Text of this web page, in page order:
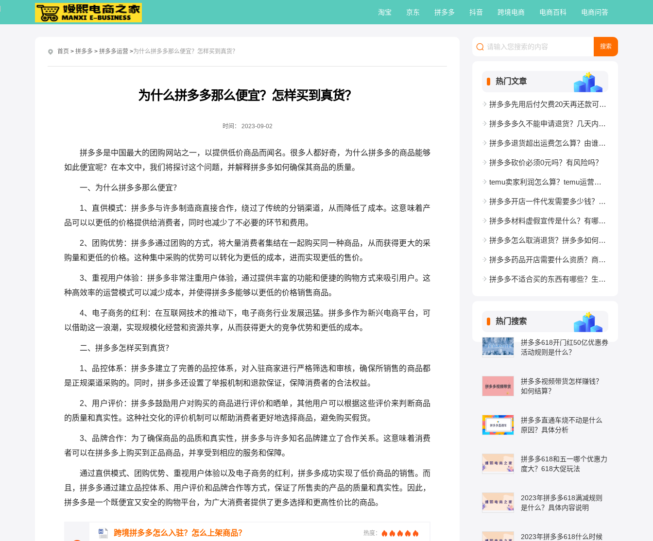
淘宝 京东 拼多多 抖音 跨境电商 电商百科 电商问答
首页 > 拼多多 > 拼多多运营 >为什么拼多多那么便宜？怎样买到真货？
为什么拼多多那么便宜？怎样买到真货？
时间： 2023-09-02
拼多多是中国最大的团购网站之一，以提供低价商品而闻名。很多人都好奇，为什么拼多多的商品能够
如此便宜呢？在本文中，我们将探讨这个问题，并解释拼多多如何确保其商品的质量。
一、为什么拼多多那么便宜？
1、直供模式：拼多多与许多制造商直接合作，绕过了传统的分销渠道，从而降低了成本。这意味着产
品可以以更低的价格提供给消费者，同时也减少了不必要的环节和费用。
2、团购优势：拼多多通过团购的方式，将大量消费者集结在一起购买同一种商品，从而获得更大的采
购量和更低的价格。这种集中采购的优势可以转化为更低的成本，进而实现更低的售价。
3、重视用户体验：拼多多非常注重用户体验，通过提供丰富的功能和便捷的购物方式来吸引用户。这
种高效率的运营模式可以减少成本，并使得拼多多能够以更低的价格销售商品。
4、电子商务的红利：在互联网技术的推动下，电子商务行业发展迅猛。拼多多作为新兴电商平台，可
以借助这一浪潮，实现规模化经营和资源共享，从而获得更大的竞争优势和更低的成本。
二、拼多多怎样买到真货？
1、品控体系：拼多多建立了完善的品控体系，对入驻商家进行严格筛选和审核，确保所销售的商品都
是正规渠道采购的。同时，拼多多还设置了举报机制和退款保证，保障消费者的合法权益。
2、用户评价：拼多多鼓励用户对购买的商品进行评价和晒单，其他用户可以根据这些评价来判断商品
的质量和真实性。这种社交化的评价机制可以帮助消费者更好地选择商品，避免购买假货。
3、品牌合作：为了确保商品的品质和真实性，拼多多与许多知名品牌建立了合作关系。这意味着消费
者可以在拼多多上购买到正品商品，并享受到相应的服务和保障。
通过直供模式、团购优势、重视用户体验以及电子商务的红利，拼多多成功实现了低价商品的销售。而
且，拼多多通过建立品控体系、用户评价和品牌合作等方式，保证了所售卖的产品的质量和真实性。因此，
拼多多是一个既便宜又安全的购物平台，为广大消费者提供了更多选择和更高性价比的商品。
跨境拼多多怎么入驻？怎么上架商品？ 热度：
热门文章
拼多多先用后付欠费20天再还款可以吗？
拼多多多久不能申请退货？几天内寄出？
拼多多退货超出运费怎么算？由谁承担？
拼多多砍价必须0元吗？有风险吗？
temu卖家利润怎么算？temu运营怎么算提成？
拼多多开店一件代发需要多少钱？怎么发货？
拼多多材料虚假宣传是什么？有哪些行为？
拼多多怎么取消退货？拼多多如何撤销退货申请？
拼多多药品开店需要什么资质？商品有哪些要求？
拼多多不适合买的东西有哪些？生鲜能买吗？
热门搜索
拼多多618开门红50亿优惠券
活动规则是什么？
拼多多视频带货怎样赚钱？
如何结算？
拼多多直通车烧不动是什么
原因？具体分析
拼多多618和五一哪个优惠力
度大？618大促玩法
2023年拼多多618满减规则
是什么？具体内容说明
2023年拼多多618什么时候